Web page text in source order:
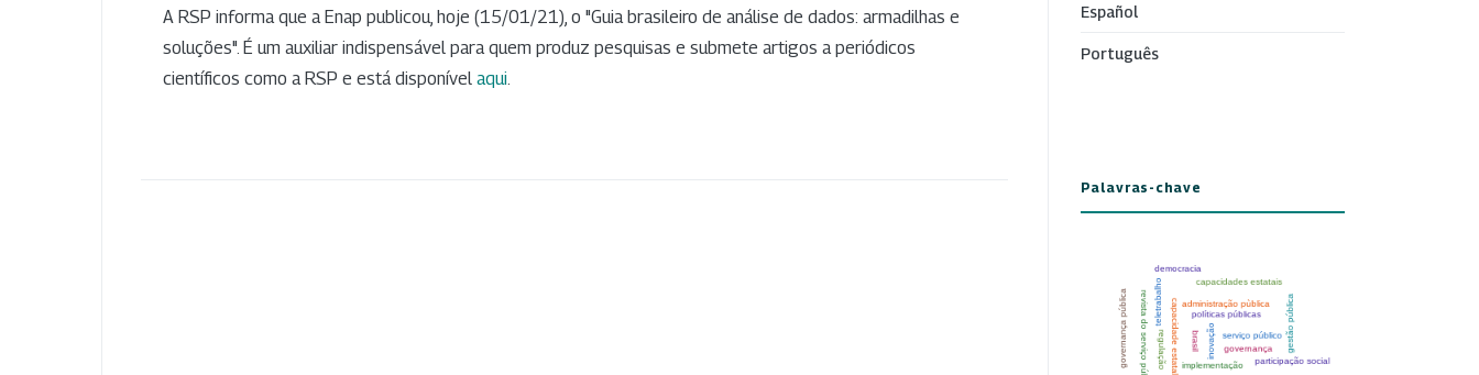
A RSP informa que a Enap publicou, hoje (15/01/21), o "Guia brasileiro de análise de dados: armadilhas e
soluções". É um auxiliar indispensável para quem produz pesquisas e submete artigos a periódicos
científicos como a RSP e está disponível aqui
Español
Português
Palavras-chave